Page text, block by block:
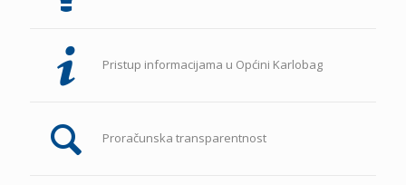
Pristup informacijama u Općini Karlobag
Proračunska transparentnost